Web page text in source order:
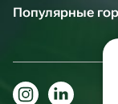
Популярные